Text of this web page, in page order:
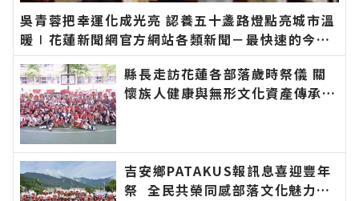
吳青蓉把幸運化成光亮 認養五十盞路燈點亮城市溫
暖∣花蓮新聞網官方網站各類新聞－最快速的今日
新聞報導 最新的在地資訊！
縣長走訪花蓮各部落歲時祭儀 關
懷族人健康與無形文化資產傳承：
的今日新聞報導 最新的在地資
訊！
吉安鄉PATAKUS報訊息喜迎豐年
祭 全民共榮同感部落文化魅力∣